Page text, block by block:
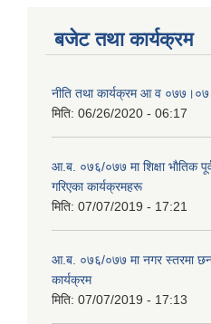
बजेट तथा कार्यक्रम
नीति तथा कार्यक्रम आ‍ व
मिति: 06/26/2020 - 06:17
आ.ब. ०७६/०७७ मा शिक्षा भाैतिक
गरिएका कार्यक्रमहरू
मिति: 07/07/2019 - 17:21
आ.ब. ०७६/०७७ मा नगर स्तरमा
कार्यक्रम
मिति: 07/07/2019 - 17:13